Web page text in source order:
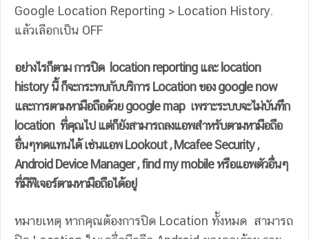
Google Location Reporting > Location History.
แล้วเลือกเป็น OFF
อย่างไรก็ตาม การปิด location reporting และ location
history นี้ ก็จะกระทบกับบริการ Location ของ google now
และการตามหามือถือด้วย google map เพราะระบบจะไม่บันทึก
location ที่คุณไป แต่ก็ยังสามารถลงแอพสำหรับตามหามือถือ
อื่นๆทดแทนได้ เช่นแอพ Lookout , Mcafee Security ,
Android Device Manager , find my mobile หรือแอพตัวอื่นๆ
ที่มีฟีเจอร์ตามหามือถือได้อยู่
หมายเหตุ หากคุณต้องการปิด Location ทั้งหมด สามารถ